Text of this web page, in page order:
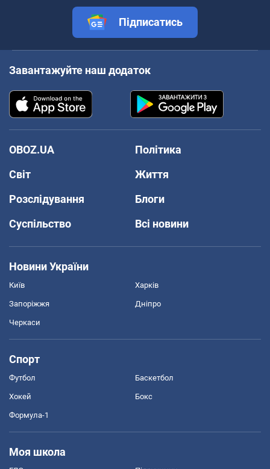
Підписатись
Завантажуйте наш додаток
OBOZ.UA
Політика
Світ
Життя
Розслідування
Блоги
Суспільство
Всі новини
Новини України
Київ Харків
Запоріжжя Дніпро
Черкаси
Спорт
Футбол Баскетбол
Хокей Бокс
Формула-1
Моя школа